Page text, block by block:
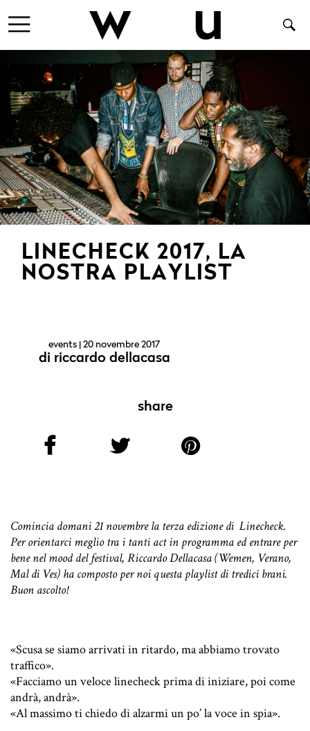
LINECHECK 2017, LA
NOSTRA PLAYLIST
events| 20 novembre 2017
di riccardo dellacasa
share
Comincia domani 21 novembre la terza edizione di Linecheck.
Per orientarci meglio tra i tanti act in programma ed entrare per
bene nel mood del festival, Riccardo Dellacasa (Wemen, Verano,
Mal di Ves) ha composto per noi questa playlist di tredici brani.
Buon ascolto!
«Scusa se siamo arrivati in ritardo, ma abbiamo trovato
traffico».
«Facciamo un veloce linecheck prima di iniziare, poi come
andrà, andrà».
«Al massimo ti chiedo di alzarmi un po’ la voce in spia».